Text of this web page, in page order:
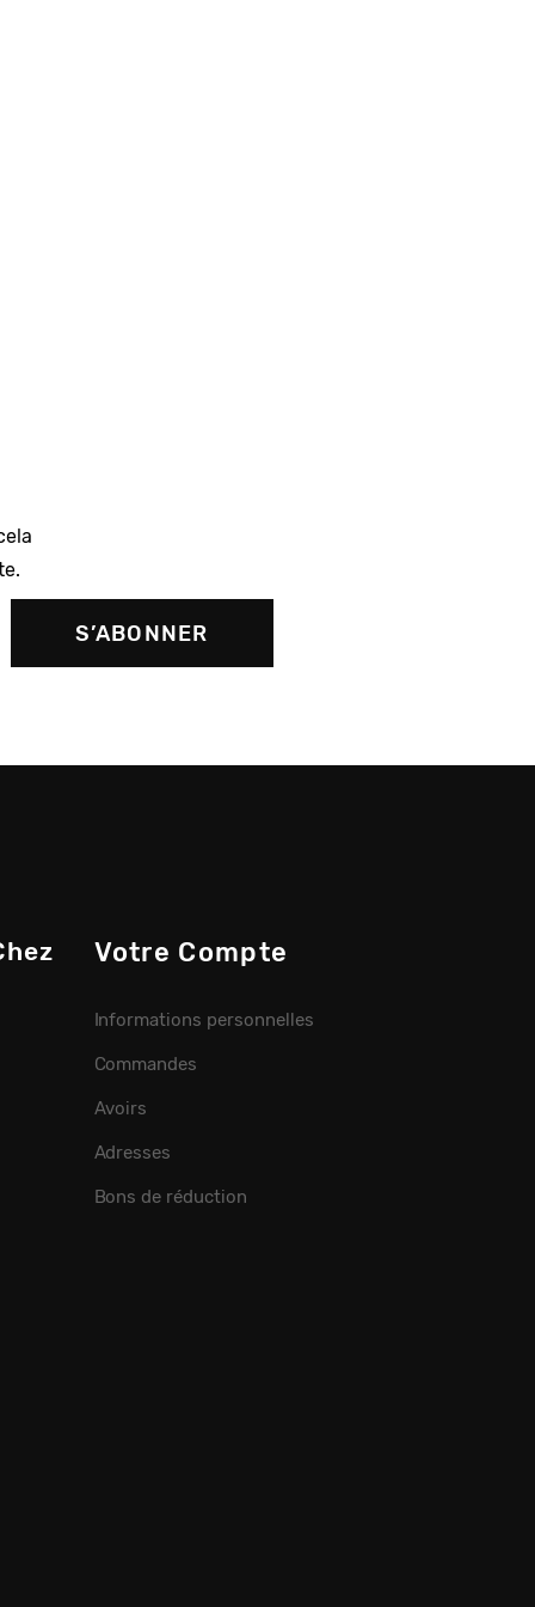
Votre Compte
Informations personnelles
Commandes
Avoirs
Adresses
Bons de réduction